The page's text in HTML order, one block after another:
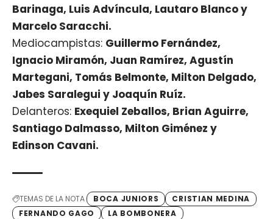
Barinaga, Luis Advíncula, Lautaro Blanco y
Marcelo Saracchi.
Mediocampistas: Guillermo Fernández,
Ignacio Miramón, Juan Ramírez, Agustín
Martegani, Tomás Belmonte, Milton Delgado,
Jabes Saralegui y Joaquín Ruíz.
Delanteros: Exequiel Zeballos, Brian Aguirre,
Santiago Dalmasso, Milton Giménez y
Edinson Cavani.
TEMAS DE LA NOTA BOCA JUNIORS
CRISTIAN MEDINA
FERNANDO GAGO
LA BOMBONERA